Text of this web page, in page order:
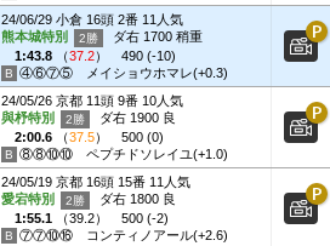
24/06/29 小倉 16頭 2番 11人気
熊本城特別
ダ右 1700 稍重
1:43.8 （37.2）
490 (-10)
④⑥⑦⑤
メイショウホマレ(+0.3)
24/05/26 京都 11頭 9番 10人気
與杼特別
ダ右 1900 良
2:00.6 （37.5）
500 (0)
⑧⑧⑩⑩
ペプチドソレイユ(+1.0)
24/05/19 京都 16頭 15番 11人気
愛宕特別
ダ右 1800 良
1:55.1 （39.2）
500 (-2)
⑦⑦⑩⑯
コンティノアール(+2.6)